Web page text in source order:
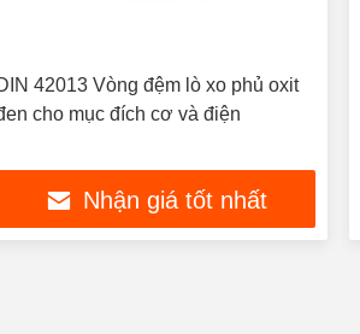
42013 Vòng đệm lò xo phủ oxit
cho mục đích cơ và điện
Nhận giá tốt nhất